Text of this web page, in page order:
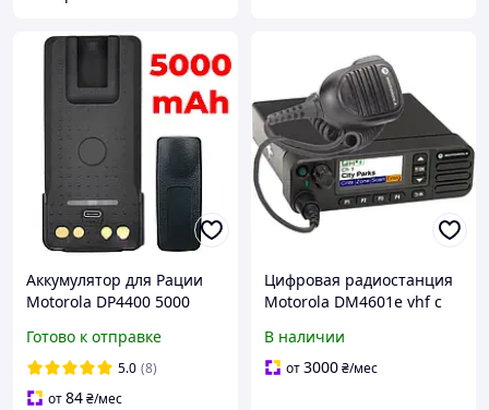
Аккумулятор для Рации
Motorola DP4400 5000
Радиостанцию Моторола
DP4800 DP4600 DP4400e +
клипса
Готово к отправке
5.0 (8)
от84₴/мес
Цифровая радиостанция
Motorola DM4601e vhf с
В наличии
от3000₴/мес